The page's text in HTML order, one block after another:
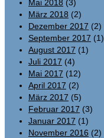
Mai 2018 (3)
März 2018 (2)
Dezember 2017 (2)
September 2017 (1)
August 2017 (1)
Juli 2017 (4)
Mai 2017 (12)
April 2017 (2)
März 2017 (5)
Februar 2017 (3)
Januar 2017 (1)
November 2016 (2)